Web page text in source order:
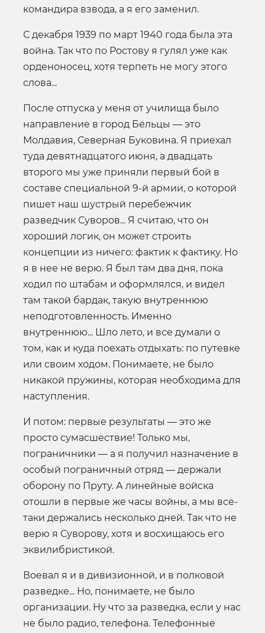
командира взвода, а я его заменил.
С декабря 1939 по март 1940 года была эта
война. Так что по Ростову я гулял уже как
орденоносец, хотя терпеть не могу этого
слова...
После отпуска у меня от училища было
направление в город Бельцы — это
Молдавия, Северная Буковина. Я приехал
туда девятнадцатого июня, а двадцать
второго мы уже приняли первый бой в
составе специальной 9-й армии, о которой
пишет наш шустрый перебежчик
разведчик Суворов... Я считаю, что он
хороший логик, он может строить
концепции из ничего: фактик к фактику. Но
я в нее не верю. Я был там два дня, пока
ходил по штабам и оформлялся, и видел
там такой бардак, такую внутреннюю
неподготовленность. Именно
внутреннюю... Шло лето, и все думали о
том, как и куда поехать отдыхать: по путевке
или своим ходом. Понимаете, не было
никакой пружины, которая необходима для
наступления.
И потом: первые результаты — это же
просто сумасшествие! Только мы,
пограничники — а я получил назначение в
особый пограничный отряд — держали
оборону по Пруту. А линейные войска
отошли в первые же часы войны, а мы все-
таки держались несколько дней. Так что не
верю я Суворову, хотя и восхищаюсь его
эквилибристикой.
Воевал я и в дивизионной, и в полковой
разведке... Но, понимаете, не было
организации. Ну что за разведка, если у нас
не было радио, телефона. Телефонные